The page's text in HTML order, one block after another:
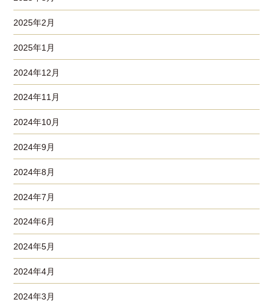
2025年2月
2025年1月
2024年12月
2024年11月
2024年10月
2024年9月
2024年8月
2024年7月
2024年6月
2024年5月
2024年4月
2024年3月